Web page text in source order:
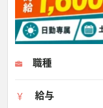
職種
給与